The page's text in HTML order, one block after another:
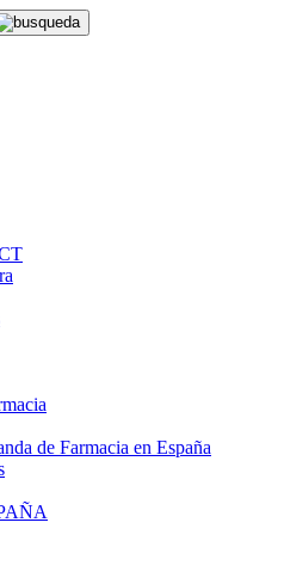
de Farmacia en España